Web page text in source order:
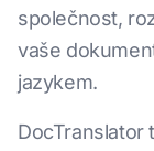
společnost,
vaše
jazykem.
DocTranslator